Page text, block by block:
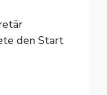
den Start